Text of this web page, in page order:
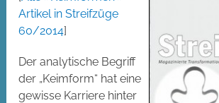
Artikel in Streifzüge
60/2014]
Der analytische Begriff
der „Keimform“ hat eine
gewisse Karriere hinter